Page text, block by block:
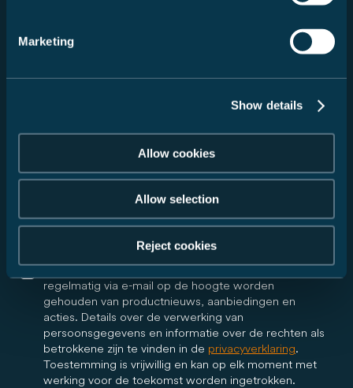
Marketing
Show details
Allow cookies
Allow selection
Reject cookies
Ik ga ermee akkoord dat Carado GmbH mijn
dealer in overeenstemming met mijn bovenstaande
verzoek en mij via e-mail informeert over alle verdere
stappen met betrekking tot mijn verzoek. De dealer
e-mail contact met mij opnemen. Deze toestemming
is vrijwillig en kan te allen tijde met werking voor de
Ja, ik wil graag de Carado-nieuwsbrief ontvangen en
regelmatig via e-mail op de hoogte worden
gehouden van productnieuws, aanbiedingen en
acties. Details over de verwerking van
persoonsgegevens en informatie over de rechten als
betrokkene zijn te vinden in de privacyverklaring.
Toestemming is vrijwillig en kan op elk moment met
werking voor de toekomst worden ingetrokken.